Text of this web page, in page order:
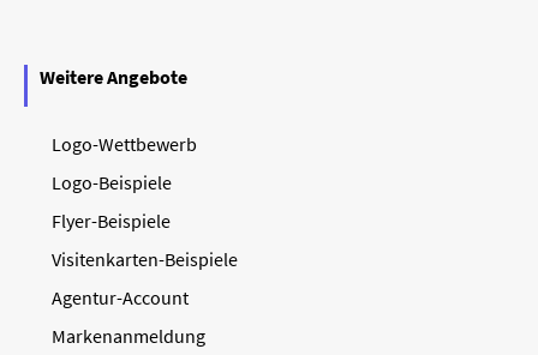
Weitere Angebote
Logo-Wettbewerb
Logo-Beispiele
Flyer-Beispiele
Visitenkarten-Beispiele
Agentur-Account
Markenanmeldung